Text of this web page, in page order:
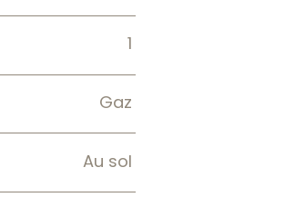
1
Gaz
Au sol